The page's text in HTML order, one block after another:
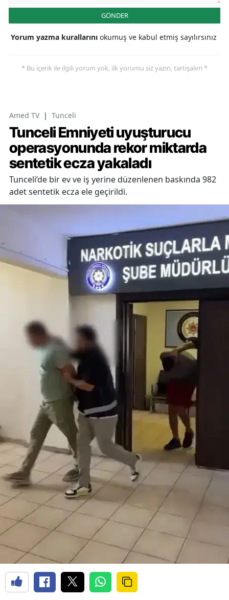
GÖNDER
Yorum yazma kurallarını okumuş ve kabul etmiş sayılırsınız
* Bu içerik ile ilgili yorum yok, ilk yorumu siz yazın, tartışalım *
Amed TV | Tunceli
Tunceli Emniyeti uyuşturucu
operasyonunda rekor miktarda
sentetik ecza yakaladı
Tunceli’de bir ev ve iş yerine düzenlenen baskında 982
adet sentetik ecza ele geçirildi.